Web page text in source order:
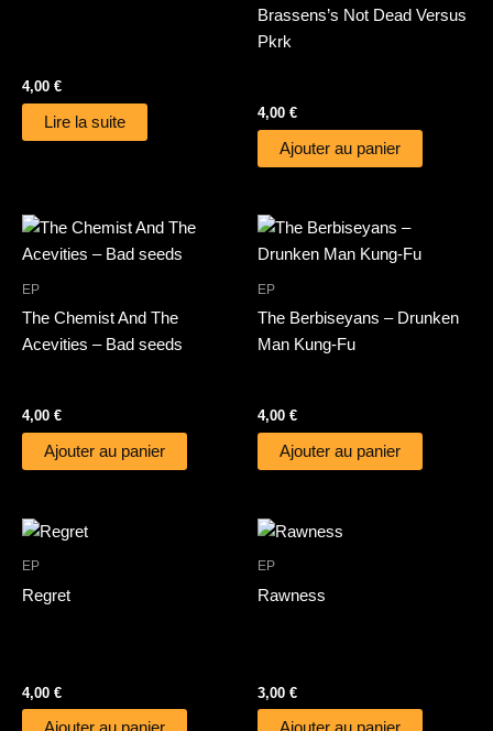
4,00 €
Lire la suite
Brassens’s Not Dead Versus
Pkrk
4,00 €
Ajouter au panier
EP
The Chemist And The
Acevities – Bad seeds
4,00 €
Ajouter au panier
EP
The Berbiseyans – Drunken
Man Kung-Fu
4,00 €
Ajouter au panier
EP
Regret
4,00 €
EP
Rawness
3,00 €